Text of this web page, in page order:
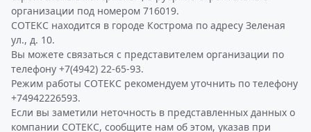
организации под номером 716019.
СОТЕКС находится в городе Кострома по адресу Зеленая
ул., д. 10.
Вы можете связаться с представителем организации по
телефону +7(4942) 22-65-93.
Режим работы СОТЕКС рекомендуем уточнить по телефону
+74942226593.
Если вы заметили неточность в представленных данных о
компании СОТЕКС, сообщите нам об этом, указав при